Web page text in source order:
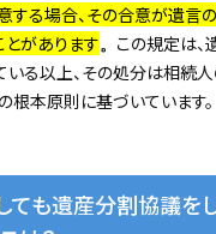
する場合、その合意が遺言
があります。 この規定は
いる以上、その処分は相続
根本原則に基づいています。
ても遺産分割協議を